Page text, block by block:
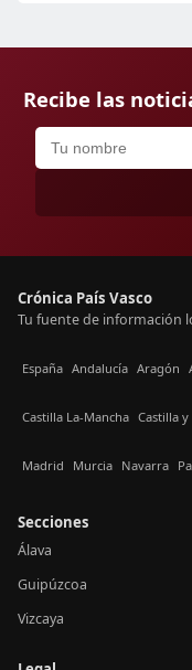
Recibe las
Crónica País Vasco
Tu fuente de información
España Andalucía Aragón
Castilla La-Mancha Castilla y
Madrid Murcia Navarra
Secciones
Álava
Guipúzcoa
Vizcaya